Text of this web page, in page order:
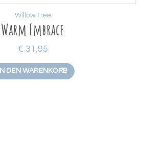
Warm Embrace
€ 31,95
IN DEN WARENKORB
Willow Tree